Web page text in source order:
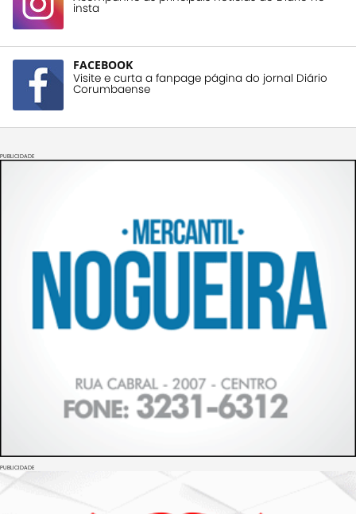
insta
FACEBOOK
Visite e curta a fanpage página do jornal Diário
Corumbaense
PUBLICIDADE
PUBLICIDADE